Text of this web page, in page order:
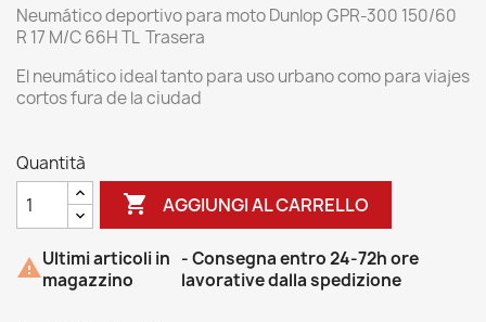
Neumático deportivo para moto Dunlop GPR-300 150/60
R 17 M/C 66H TL Trasera
El neumático ideal tanto para uso urbano como para viajes
cortos fura de la ciudad
Quantità
 AGGIUNGI AL CARRELLO
Ultimi articoli in
magazzino
- Consegna entro 24-72h ore
lavorative dalla spedizione